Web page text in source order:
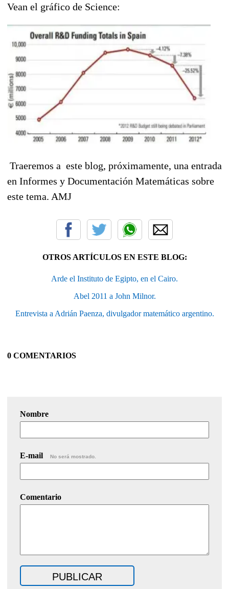
Vean el gráfico de Science:
Traeremos a este blog, próximamente, una entrada
en Informes y Documentación Matemáticas sobre
este tema. AMJ
OTROS ARTÍCULOS EN ESTE BLOG:
Arde el Instituto de Egipto, en el Cairo.
Abel 2011 a John Milnor.
Entrevista a Adrián Paenza, divulgador matemático argentino.
0 COMENTARIOS
Nombre
E-mail No será mostrado.
Comentario